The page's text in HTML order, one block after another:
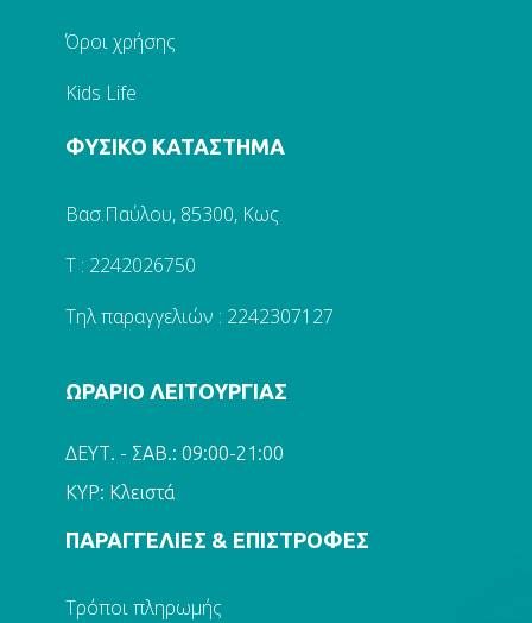
Όροι χρήσης
Kids Life
ΦΥΣΙΚΟ ΚΑΤΑΣΤΗΜΑ
Βασ.Παύλου, 85300, Κως
Τ : 2242026750
Τηλ παραγγελιών : 2242307127
ΩΡΑΡΙΟ ΛΕΙΤΟΥΡΓΙΑΣ
ΔΕΥΤ. - ΣΑΒ.: 09:00-21:00
ΚΥΡ: Κλειστά
ΠΑΡΑΓΓΕΛΙΕΣ & ΕΠΙΣΤΡΟΦΕΣ
Τρόποι πληρωμής